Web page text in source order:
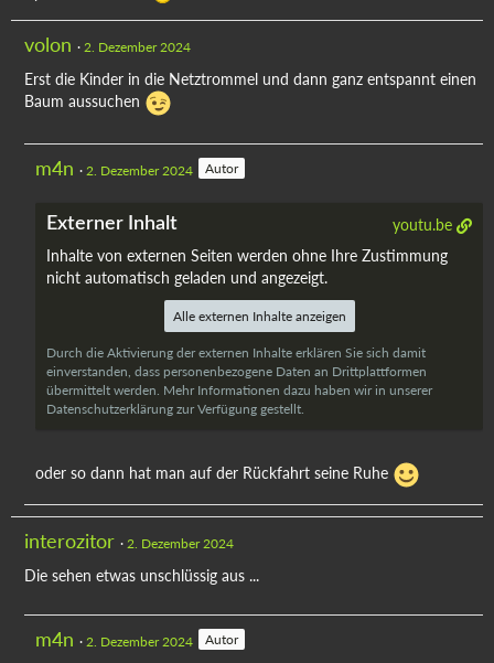
volon 2. Dezember 2024
Erst die Kinder in die Netztrommel und dann ganz entspannt einen
Baum aussuchen
m4n 2. Dezember 2024 Autor
Externer Inhalt
youtu.be
Inhalte von externen Seiten werden ohne Ihre Zustimmung
nicht automatisch geladen und angezeigt.
Alle externen Inhalte anzeigen
Durch die Aktivierung der externen Inhalte erklären Sie sich damit
einverstanden, dass personenbezogene Daten an Drittplattformen
übermittelt werden. Mehr Informationen dazu haben wir in unserer
Datenschutzerklärung zur Verfügung gestellt.
oder so dann hat man auf der Rückfahrt seine Ruhe
interozitor 2. Dezember 2024
Die sehen etwas unschlüssig aus ...
m4n 2. Dezember 2024 Autor